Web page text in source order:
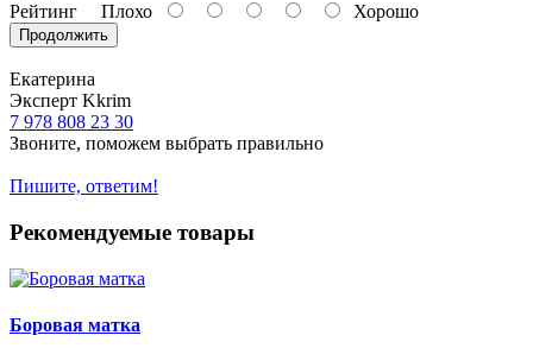
Рейтинг Плохо Хорошо
Продолжить
Екатерина
Эксперт Kkrim
7 978 808 23 30
Звоните, поможем выбрать правильно
Пишите, ответим!
Рекомендуемые товары
Боровая матка